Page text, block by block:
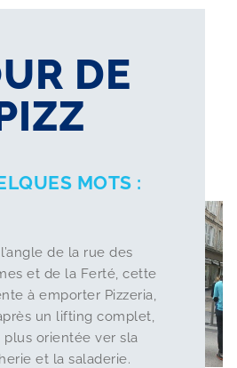
DE
MOTS :
de la rue des
et de la Ferté, cette
à emporter Pizzeria,
un lifting complet,
plus orientée ver sla
et la saladerie.